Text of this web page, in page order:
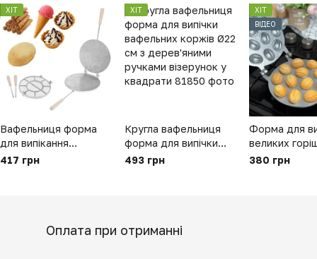
ХІТ
Вафельниця форма
для випікання
вафельних коржів
417 грн
ХІТ
Кругла вафельниця
форма для випічки
вафельних коржів Ø22
493 грн
ХІТ
ВІДЕО
Форма для
великих
горішниця -
380 грн
Оплата при отриманні